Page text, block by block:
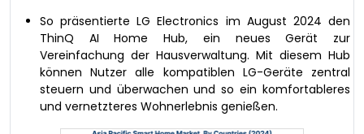
So präsentierte LG Electronics im August 2024 den
ThinQ AI Home Hub, ein neues Gerät zur
Vereinfachung der Hausverwaltung. Mit diesem Hub
können Nutzer alle kompatiblen LG-Geräte zentral
steuern und überwachen und so ein komfortableres
und vernetzteres Wohnerlebnis genießen.